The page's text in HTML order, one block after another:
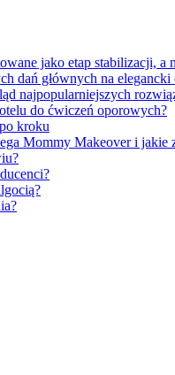
jako etap stabilizacji, a
dań głównych na
najpopularniejszych
do ćwiczeń oporowych?
kroku
Mommy Makeover i jakie